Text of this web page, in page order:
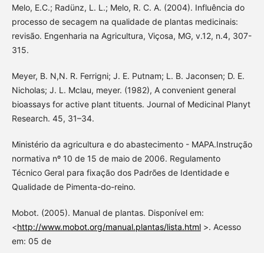
Melo, E.C.; Radünz, L. L.; Melo, R. C. A. (2004). Influência do
processo de secagem na qualidade de plantas medicinais:
revisão. Engenharia na Agricultura, Viçosa, MG, v.12, n.4, 307-
315.
Meyer, B. N,N. R. Ferrigni; J. E. Putnam; L. B. Jaconsen; D. E.
Nicholas; J. L. Mclau, meyer. (1982), A convenient general
bioassays for active plant tituents. Journal of Medicinal Planyt
Research. 45, 31–34.
Ministério da agricultura e do abastecimento - MAPA.Instrução
normativa nº 10 de 15 de maio de 2006. Regulamento
Técnico Geral para fixação dos Padrões de Identidade e
Qualidade de Pimenta-do-reino.
Mobot. (2005). Manual de plantas. Disponível em:
<http://www.mobot.org/manual.plantas/lista.html>. Acesso
em: 05 de